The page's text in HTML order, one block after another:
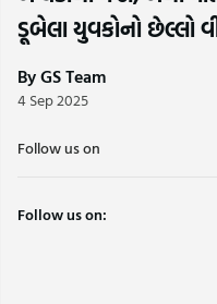
ડૂબેલા યુવકોનો છેલ્લો
By GS Team
4 Sep 2025
Follow us on
Follow us on: